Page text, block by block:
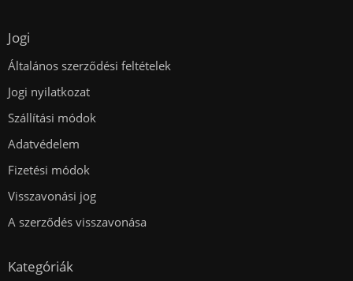
Jogi
Általános szerződési feltételek
Jogi nyilatkozat
Szállítási módok
Adatvédelem
Fizetési módok
Visszavonási jog
A szerződés visszavonása
Kategóriák